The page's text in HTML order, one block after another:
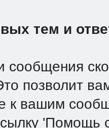
тем и
позволит
к вашим
'Помощь